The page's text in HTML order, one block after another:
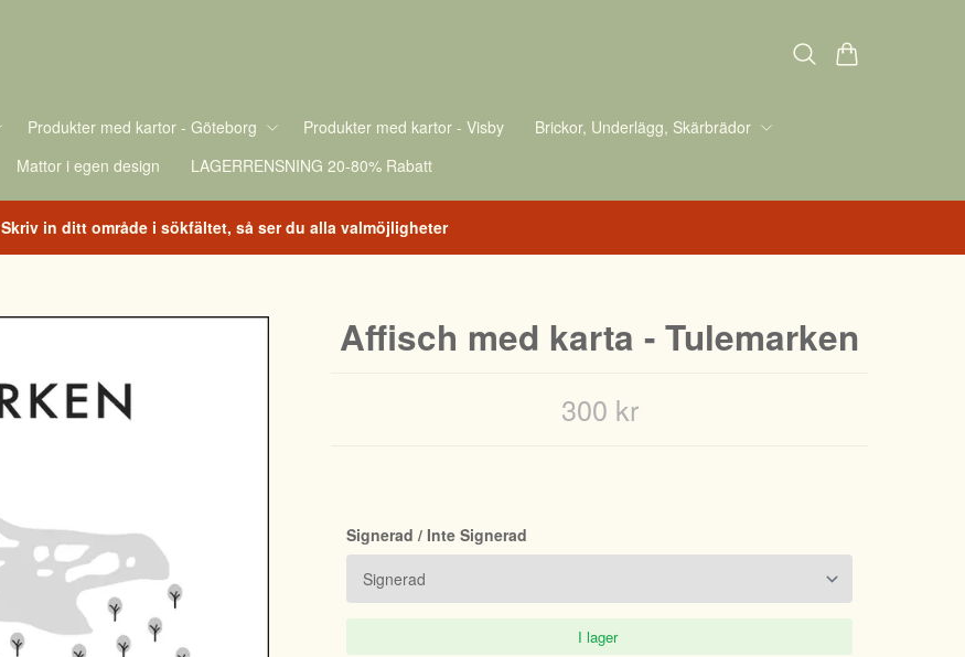
Produkter med kartor - Göteborg Produkter med kartor - Visby
Brickor, Underlägg, Skärbrädor
Mattor i egen design
LAGERRENSNING 20-80% Rabatt
Skriv in ditt område i sökfältet, så ser du alla valmöjligheter
Affisch med karta - Tulemarken
300 kr
Signerad / Inte Signerad
I lager